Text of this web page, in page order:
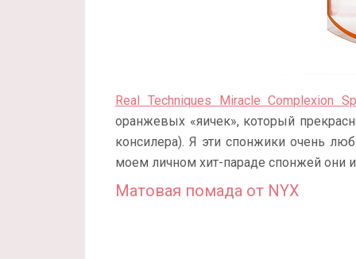
Real Techniques Miracle Complexion
оранжевых «яичек», который
консилера). Я эти спонжики очень
моем личном хит-параде спонжей они
Матовая помада от NYX